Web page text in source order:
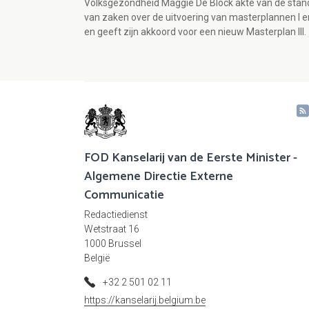
Volksgezondheid Maggie De Block akte van de
van zaken over de uitvoering van masterplannen I en
en geeft zijn akkoord voor een nieuw Masterplan III.
FOD Kanselarij van de Eerste Minister -
Algemene Directie Externe
Communicatie
Redactiedienst
Wetstraat 16
1000 Brussel
België
+32 2 501 02 11
https://kanselarij.belgium.be